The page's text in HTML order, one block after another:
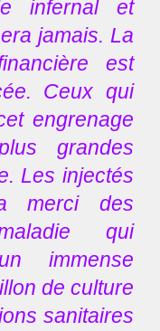
infernal et
jamais. La
est
Ceux qui
engrenage
grandes
Les injectés
merci des
qui
immense
de culture
sanitaires